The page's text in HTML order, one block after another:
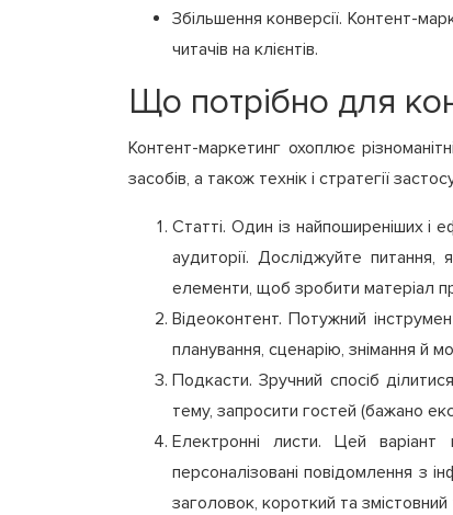
Збільшення конверсії. Контент-
читачів на клієнтів.
Що потрібно для
Контент-маркетинг охоплює
засобів, а також технік і стратегії
Статті. Один із найпоширеніших і
аудиторії. Досліджуйте питання,
елементи, щоб зробити матеріал
Відеоконтент. Потужний
планування, сценарію, знімання й
Подкасти. Зручний спосіб
тему, запросити гостей (бажано
Електронні листи. Цей варіант
персоналізовані повідомлення з
заголовок, короткий та